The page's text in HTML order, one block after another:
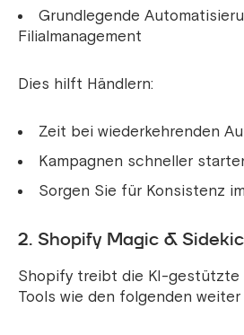
Grundlegende
Filialmanagement
Dies hilft Händlern:
Zeit bei wiederkehrenden
Kampagnen schneller
Sorgen Sie für Konsistenz
2. Shopify Magic &
Shopify treibt die KI-gestützte
Tools wie den folgenden weiter